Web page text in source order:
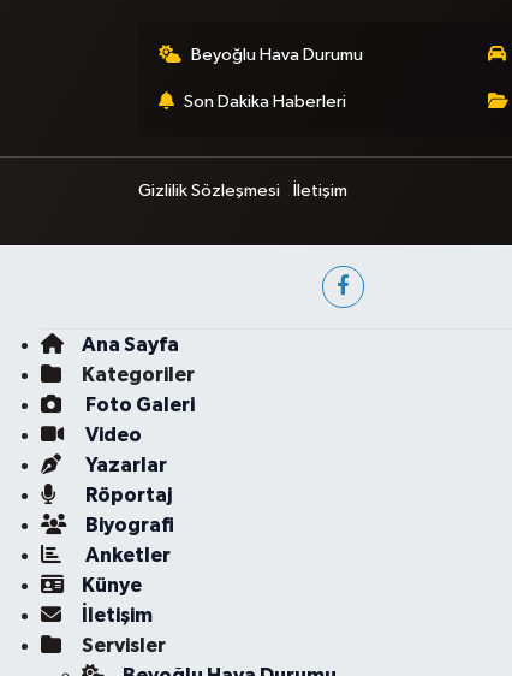
Beyoğlu Hava Durumu
Son Dakika Haberleri
Gizlilik Sözleşmesi İletişim
Ana Sayfa
Kategoriler
Foto Galeri
Video
Yazarlar
Röportaj
Biyografi
Anketler
Künye
İletişim
Servisler